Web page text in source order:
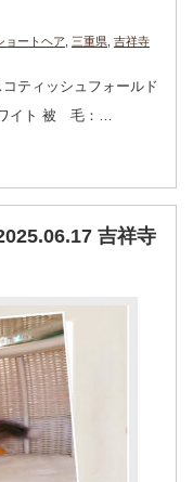
ョートヘア 三重県 吉祥寺
ティッシュフォールド
イト 被 毛：…
吉祥寺